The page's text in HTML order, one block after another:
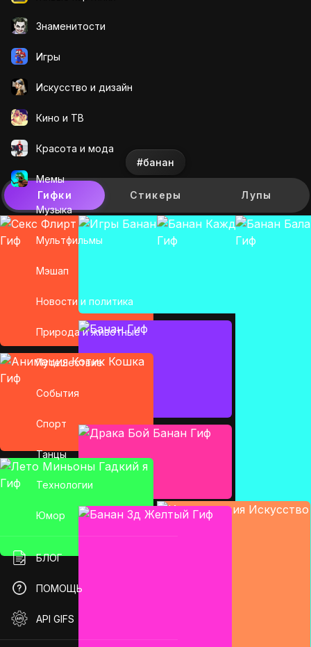
Знаменитости
Игры
Искусcтво и дизайн
Кино и ТВ
Красота и мода
Мемы
Музыка
Мультфильмы
Мэшап
Новости и политика
Природа и животные
Путешествие
События
Спорт
Танцы
Технологии
Юмор
БЛОГ
ПОМОЩЬ
API GIFS
#банан
Гифки Стикеры Лупы